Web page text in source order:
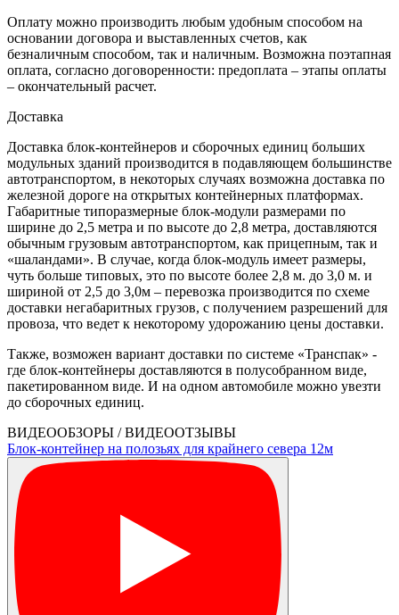
Оплату можно производить любым удобным способом на
основании договора и выставленных счетов, как
безналичным способом, так и наличным. Возможна поэтапная
оплата, согласно договоренности: предоплата – этапы оплаты
– окончательный расчет.
Доставка
Доставка блок-контейнеров и сборочных единиц больших
модульных зданий производится в подавляющем большинстве
автотранспортом, в некоторых случаях возможна доставка по
железной дороге на открытых контейнерных платформах.
Габаритные типоразмерные блок-модули размерами по
ширине до 2,5 метра и по высоте до 2,8 метра, доставляются
обычным грузовым автотранспортом, как прицепным, так и
«шаландами». В случае, когда блок-модуль имеет размеры,
чуть больше типовых, это по высоте более 2,8 м. до 3,0 м. и
шириной от 2,5 до 3,0м – перевозка производится по схеме
доставки негабаритных грузов, с получением разрешений для
провоза, что ведет к некоторому удорожанию цены доставки.
Также, возможен вариант доставки по системе «Транспак» -
где блок-контейнеры доставляются в полусобранном виде,
пакетированном виде. И на одном автомобиле можно увезти
до сборочных единиц.
ВИДЕООБЗОРЫ / ВИДЕООТЗЫВЫ
Блок-контейнер на полозьях для крайнего севера 12м